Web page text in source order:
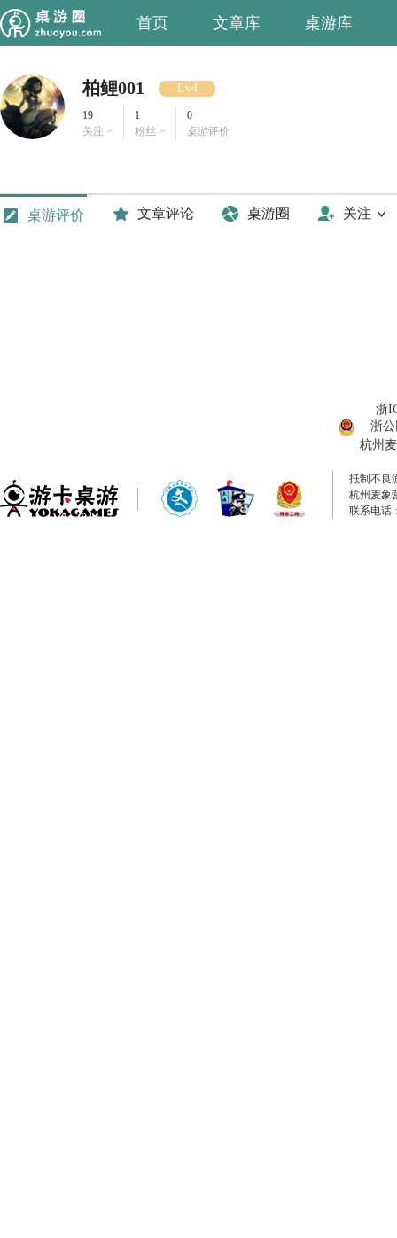
首页 文章库 桌游库
柏鲤001 Lv4
19
关注 >
1
粉丝 >
0
桌游评价
桌游评价 文章评论 桌游圈 关注
浙
浙公
杭州
抵制不良
杭州麦象
联系电话